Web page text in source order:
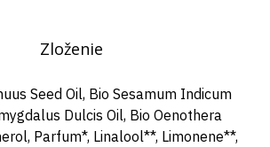
Zloženie
Seed Oil, Bio Sesamum Indicum
Dulcis Oil, Bio Oenothera
Parfum*, Linalool**, Limonene**,